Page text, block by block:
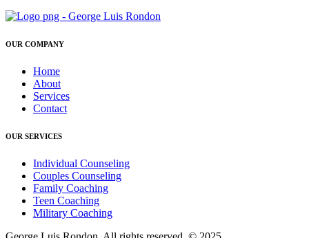
OUR COMPANY
Home
About
Services
Contact
OUR SERVICES
Individual Counseling
Couples Counseling
Family Coaching
Teen Coaching
Military Coaching